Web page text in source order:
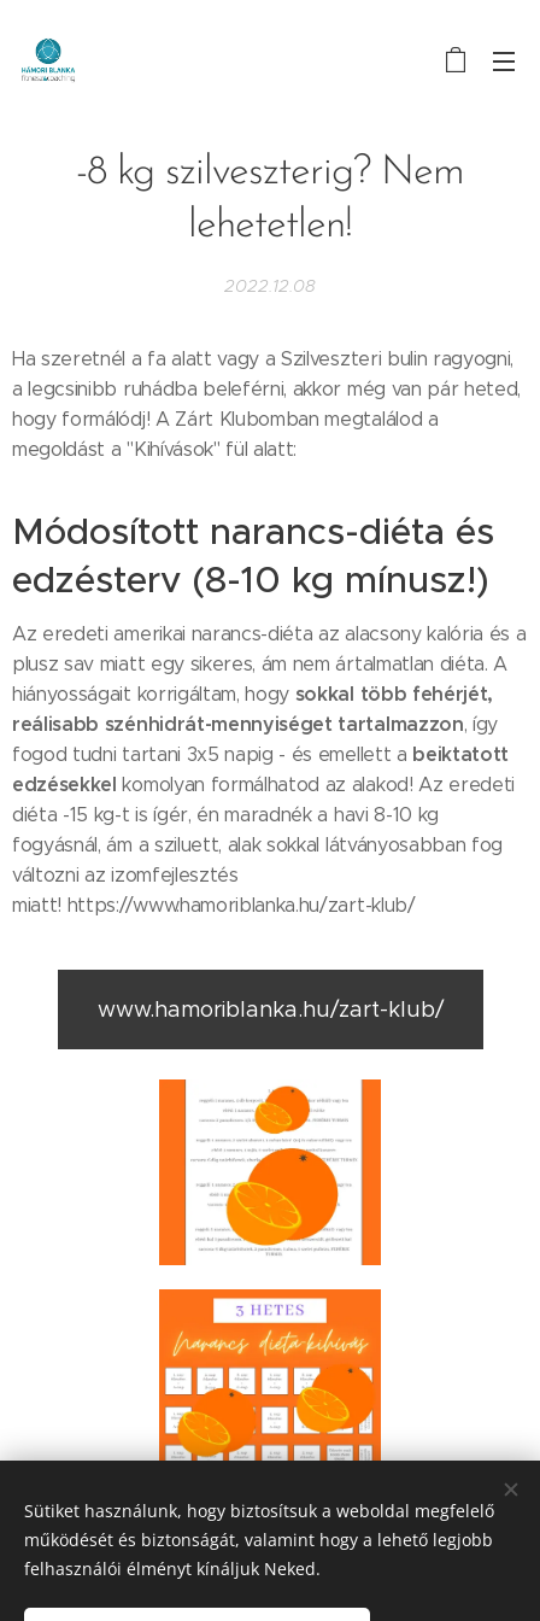
-8 kg szilveszterig? Nem
lehetetlen!
2022.12.08
Ha szeretnél a fa alatt vagy a Szilveszteri bulin ragyogni,
a legcsinibb ruhádba beleférni, akkor még van pár heted,
hogy formálódj! A Zárt Klubomban megtalálod a
megoldást a "Kihívások" fül alatt:
Módosított narancs-diéta és
edzésterv (8-10 kg mínusz!)
Az eredeti amerikai narancs-diéta az alacsony kalória és a
plusz sav miatt egy sikeres, ám nem ártalmatlan diéta. A
hiányosságait korrigáltam, hogy sokkal több fehérjét,
reálisabb szénhidrát-mennyiséget tartalmazzon, így
fogod tudni tartani 3x5 napig - és emellett a beiktatott
edzésekkel komolyan formálhatod az alakod! Az eredeti
diéta -15 kg-t is ígér, én maradnék a havi 8-10 kg
fogyásnál, ám a sziluett, alak sokkal látványosabban fog
változni az izomfejlesztés
miatt! https://www.hamoriblanka.hu/zart-klub/
www.hamoriblanka.hu/zart-klub/
Share
Sütiket használunk, hogy biztosítsuk a weboldal megfelelő
működését és biztonságát, valamint hogy a lehető legjobb
felhasználói élményt kínáljuk Neked.